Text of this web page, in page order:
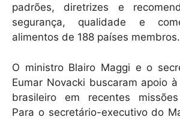
padrões, diretrizes e
segurança, qualidade e
alimentos de 188 países membros.
O ministro Blairo Maggi e o
Eumar Novacki buscaram apoio
brasileiro em recentes
Para o secretário-executivo do